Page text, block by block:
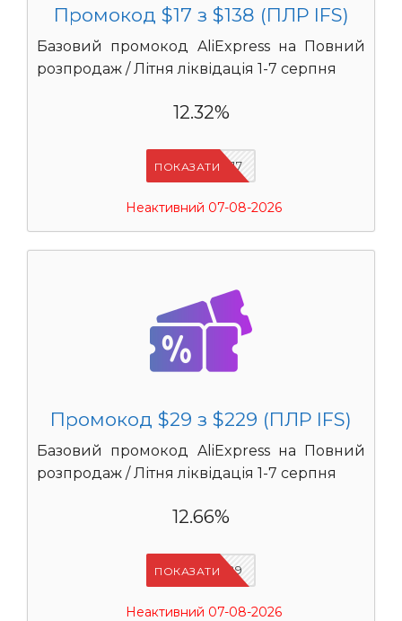
Промокод $17 з $138 (ПЛР IFS)
Базовий промокод AliExpress на Повний
розпродаж / Літня ліквідація 1-7 серпня
12.32%
IFSCDUA17
ПОКАЗАТИ
Неактивний 07-08-2026
Промокод $29 з $229 (ПЛР IFS)
Базовий промокод AliExpress на Повний
розпродаж / Літня ліквідація 1-7 серпня
12.66%
IFSCDUA29
ПОКАЗАТИ
Неактивний 07-08-2026